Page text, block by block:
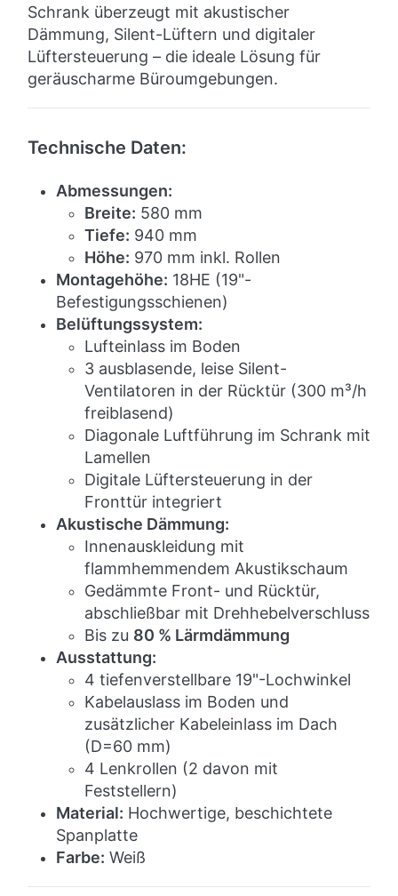
Schrank überzeugt mit akustischer
Dämmung, Silent-Lüftern und digitaler
Lüftersteuerung – die ideale Lösung für
geräuscharme Büroumgebungen.
Technische Daten:
Abmessungen:
Breite: 580 mm
Tiefe: 940 mm
Höhe: 970 mm inkl. Rollen
Montagehöhe: 18HE (19"-
Befestigungsschienen)
Belüftungssystem:
Lufteinlass im Boden
3 ausblasende, leise Silent-
Ventilatoren in der Rücktür (300 m³/h
freiblasend)
Diagonale Luftführung im Schrank mit
Lamellen
Digitale Lüftersteuerung in der
Fronttür integriert
Akustische Dämmung:
Innenauskleidung mit
flammhemmendem Akustikschaum
Gedämmte Front- und Rücktür,
abschließbar mit Drehhebelverschluss
Bis zu 80 % Lärmdämmung
Ausstattung:
4 tiefenverstellbare 19"-Lochwinkel
Kabelauslass im Boden und
zusätzlicher Kabeleinlass im Dach
(D=60 mm)
4 Lenkrollen (2 davon mit
Feststellern)
Material: Hochwertige, beschichtete
Spanplatte
Farbe: Weiß